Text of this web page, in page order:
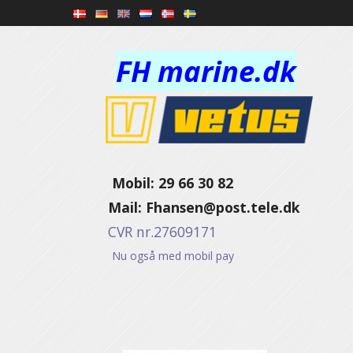
FH marine.dk
Mobil: 29 66 30 82
Mail: Fhansen@post.tele.dk
CVR nr.27609171
Nu også med mobil pay